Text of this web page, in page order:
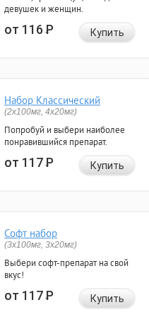
девушек и женщин.
от 116Р Купить
Набор Классический
(2x100мг, 4x20мг)
Попробуй и выбери наиболее
понравившийся препарат.
от 117Р Купить
Софт набор
(3x100мг, 3x20мг)
Выбери софт-препарат на свой
вкус!
от 117Р Купить